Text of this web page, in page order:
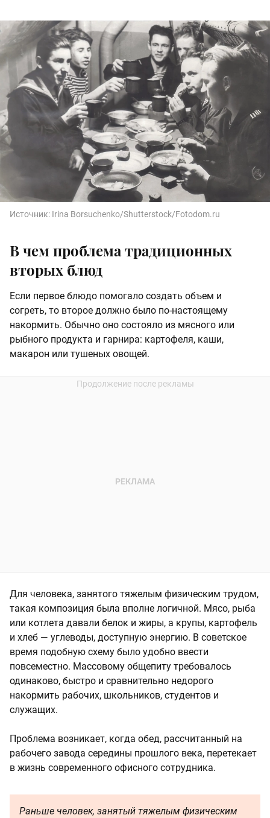
Источник: Irina Borsuchenko/Shutterstock/Fotodom.ru
В чем проблема традиционных
вторых блюд
Если первое блюдо помогало создать объем и
согреть, то второе должно было по-настоящему
накормить. Обычно оно состояло из мясного или
рыбного продукта и гарнира: картофеля, каши,
макарон или тушеных овощей.
Для человека, занятого тяжелым физическим трудом,
такая композиция была вполне логичной. Мясо, рыба
или котлета давали белок и жиры, а крупы, картофель
и хлеб — углеводы, доступную энергию. В советское
время подобную схему было удобно ввести
повсеместно. Массовому общепиту требовалось
одинаково, быстро и сравнительно недорого
накормить рабочих, школьников, студентов и
служащих.
Проблема возникает, когда обед, рассчитанный на
рабочего завода середины прошлого века, перетекает
в жизнь современного офисного сотрудника.
Раньше человек, занятый тяжелым физическим